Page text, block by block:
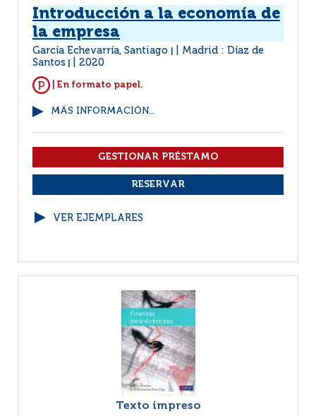
Introducción a la economía de
la empresa
García Echevarría, Santiago
Madrid : Díaz de
Santos
2020
| En formato papel.
MÁS INFORMACIÓN...
VER EJEMPLARES
Texto impreso